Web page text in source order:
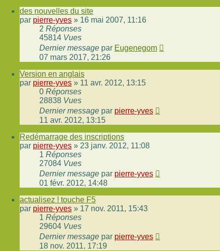
des nouvelles du site
par pierre-yves » 16 mai 2007, 11:16
2 Réponses
45814 Vues
Dernier message par Eugenegom
07 mars 2017, 21:26
Version en anglais
par pierre-yves » 11 avr. 2012, 13:15
0 Réponses
28838 Vues
Dernier message par pierre-yves
11 avr. 2012, 13:15
Redémarrage des inscriptions
par pierre-yves » 23 janv. 2012, 11:08
1 Réponses
27084 Vues
Dernier message par pierre-yves
01 févr. 2012, 14:48
actualisez ! touche F5
par pierre-yves » 17 nov. 2011, 15:43
1 Réponses
29604 Vues
Dernier message par pierre-yves
18 nov. 2011, 17:19